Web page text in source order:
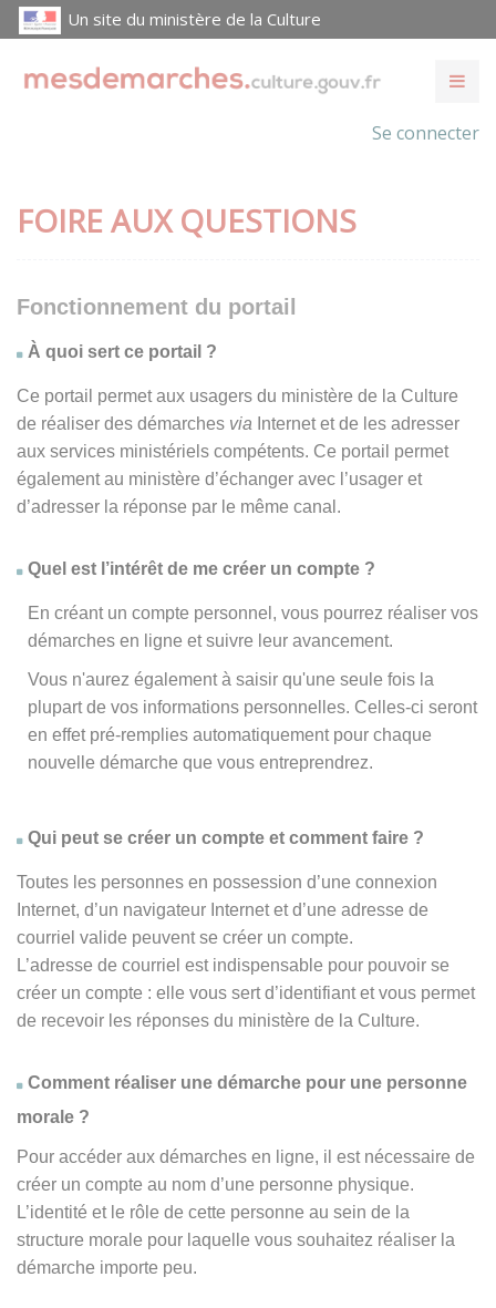
Un site du ministère de la Culture
Se connecter
FOIRE AUX QUESTIONS
Fonctionnement du portail
À quoi sert ce portail ?
Ce portail permet aux usagers du ministère de la Culture
de réaliser des démarches via Internet et de les adresser
aux services ministériels compétents. Ce portail permet
également au ministère d’échanger avec l’usager et
d’adresser la réponse par le même canal.
Quel est l’intérêt de me créer un compte ?
En créant un compte personnel, vous pourrez réaliser vos
démarches en ligne et suivre leur avancement.
Vous n'aurez également à saisir qu'une seule fois la
plupart de vos informations personnelles. Celles-ci seront
en effet pré-remplies automatiquement pour chaque
nouvelle démarche que vous entreprendrez.
Qui peut se créer un compte et comment faire ?
Toutes les personnes en possession d’une connexion
Internet, d’un navigateur Internet et d’une adresse de
courriel valide peuvent se créer un compte.
L’adresse de courriel est indispensable pour pouvoir se
créer un compte : elle vous sert d’identifiant et vous permet
de recevoir les réponses du ministère de la Culture.
Comment réaliser une démarche pour une personne
morale ?
Pour accéder aux démarches en ligne, il est nécessaire de
créer un compte au nom d’une personne physique.
L’identité et le rôle de cette personne au sein de la
structure morale pour laquelle vous souhaitez réaliser la
démarche importe peu.